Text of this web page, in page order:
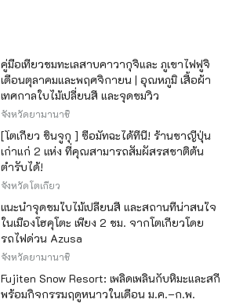
คู่มือเที่ยวชมทะเลสาบคาวากุจิและ ภูเขาไฟฟูจิ
เดือนตุลาคมและพฤศจิกายน | อุณหภูมิ เสื้อผ้า
เทศกาลใบไม้เปลี่ยนสี และจุดชมวิว
จังหวัดยามานาชิ
[โตเกียว ชินจูกุ ] ซื้อมัทฉะได้ที่นี่! ร้านชาญี่ปุ่น
เก่าแก่ 2 แห่ง ที่คุณสามารถสัมผัสรสชาติต้น
ตำรับได้!
จังหวัดโตเกียว
แนะนำจุดชมใบไม้เปลี่ยนสี และสถานที่น่าสนใจ
ในเมืองโฮคุโตะ เพียง 2 ชม. จากโตเกียวโดย
รถไฟด่วน Azusa
จังหวัดยามานาชิ
Fujiten Snow Resort: เพลิดเพลินกับหิมะและสกี
พร้อมกิจกรรมฤดูหนาวในเดือน ม.ค.–ก.พ.